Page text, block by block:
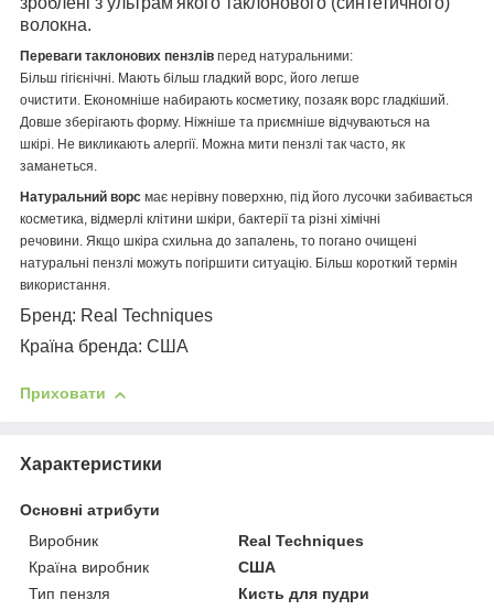
волокна.
Переваги таклонових пензлів перед натуральними:
Більш гігієнічні. Мають більш гладкий ворс, його легше
очистити. Економніше набирають косметику, позаяк ворс гладкіший.
Довше зберігають форму. Ніжніше та приємніше відчуваються на
шкірі. Не викликають алергії. Можна мити пензлі так часто, як
заманеться.
Натуральний ворс має нерівну поверхню, під його лусочки забивається
косметика, відмерлі клітини шкіри, бактерії та різні хімічні
речовини. Якщо шкіра схильна до запалень, то погано очищені
натуральні пензлі можуть погіршити ситуацію. Більш короткий термін
використання.
Бренд: Real Techniques
Країна бренда: США
Приховати
Характеристики
Основні атрибути
Виробник
Real Techniques
Країна виробник
США
Тип пензля
Кисть для пудри